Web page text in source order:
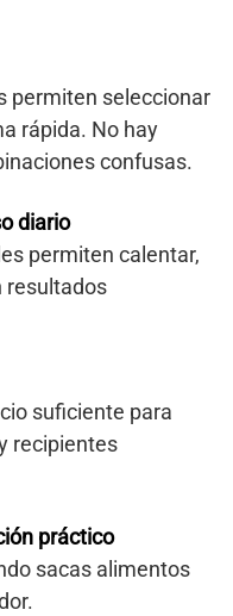
permiten seleccionar
rápida. No hay
confusas.
diario
permiten calentar,
resultados
suficiente para
recipientes
práctico
sacas alimentos